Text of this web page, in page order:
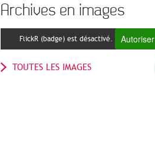
Archives en images
FlickR (badge) est désactivé. Autoriser
TOUTES LES IMAGES